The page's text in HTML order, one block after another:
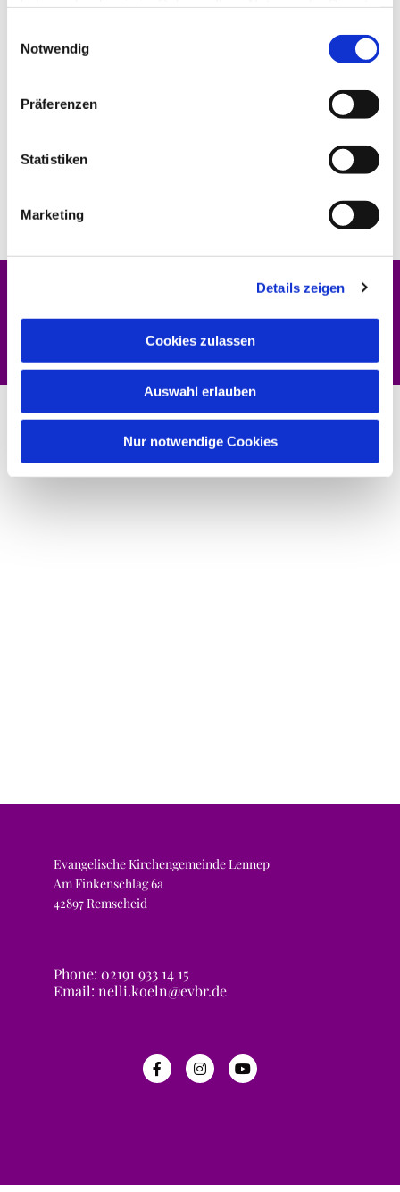
Notwendig
Präferenzen
Statistiken
Marketing
Details zeigen
Cookies zulassen
Auswahl erlauben
Nur notwendige Cookies
Dies könnte Sie auch interessieren
Evangelische Kirchengemeinde Lennep
Am Finkenschlag 6a
42897 Remscheid
Phone: 02191 933 14 15
Email: nelli.koeln@evbr.de